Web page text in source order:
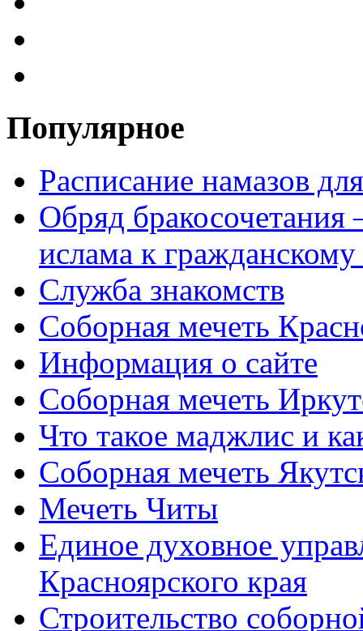
Популярное
Расписание намазов
Обряд
ислама к гражданскому
Служба знакомств
Соборная мечеть
Информация о сайте
Соборная мечеть
Что такое маджлис и
Соборная мечеть
Мечеть Читы
Единое духовное
Красноярского края
Строительство